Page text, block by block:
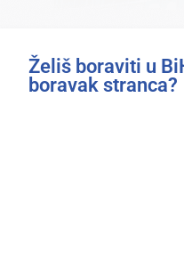
Želiš boraviti u
boravak stranca?